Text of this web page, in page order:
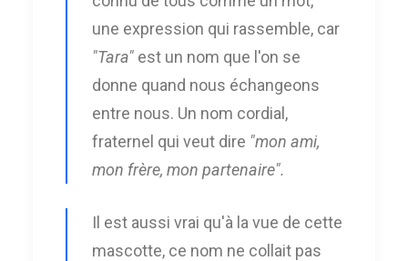
une expression qui rassemble, car
"Tara" est un nom que l'on se
donne quand nous échangeons
entre nous. Un nom cordial,
fraternel qui veut dire "mon ami,
mon frère, mon partenaire".
Il est aussi vrai qu'à la vue de cette
mascotte, ce nom ne collait pas